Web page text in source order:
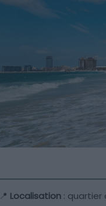
📍 Localisation : quartier